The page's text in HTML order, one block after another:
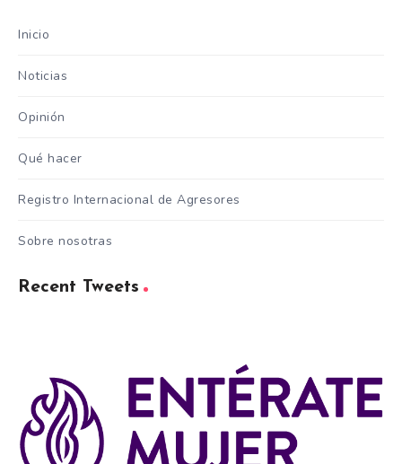
Inicio
Noticias
Opinión
Qué hacer
Registro Internacional de Agresores
Sobre nosotras
Recent Tweets